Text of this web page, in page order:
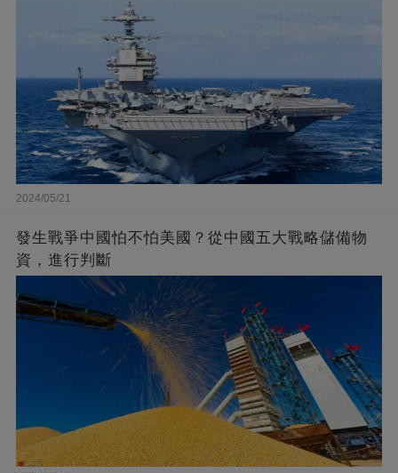
2024/05/21
發生戰爭中國怕不怕美國？從中國五大戰略儲備物
資，進行判斷